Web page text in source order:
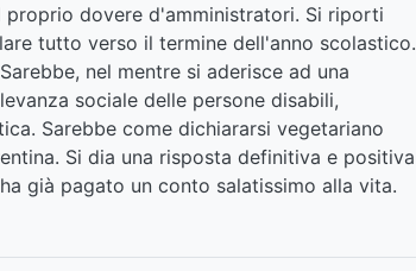
proprio dovere d'amministratori. Si riporti
tutto verso il termine dell'anno scolastico.
nel mentre si aderisce ad una
sociale delle persone disabili,
Sarebbe come dichiararsi vegetariano
Si dia una risposta definitiva e positiva
già pagato un conto salatissimo alla vita.